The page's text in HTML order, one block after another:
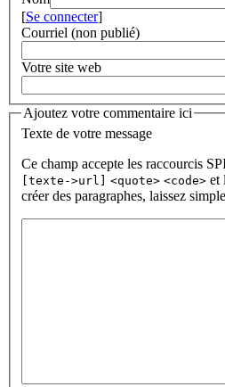
[Se connecter]
Courriel (non publié)
Votre site web
Ajoutez votre commentaire ici
Texte de votre message
Ce champ accepte les raccourcis
[texte->url]
<quote> <code> et
créer des paragraphes, laissez